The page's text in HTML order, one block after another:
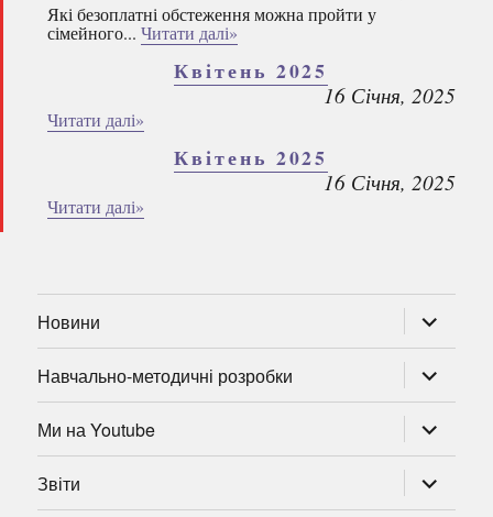
Які безоплатні обстеження можна пройти у
сімейного... Читати далі»
Квітень 2025
16 Січня, 2025
Читати далі»
Квітень 2025
16 Січня, 2025
Читати далі»
Новини
підменю
Навчально-методичні розробки
підменю
Ми на Youtube
підменю
Звіти
підменю